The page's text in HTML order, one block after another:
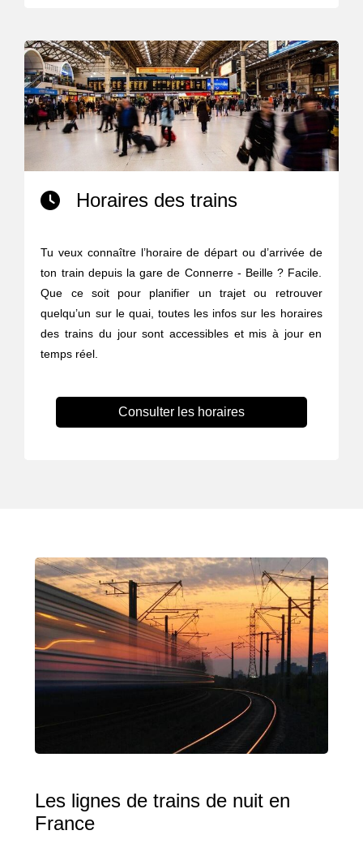
Horaires des trains
Tu veux connaître l’horaire de départ ou d’arrivée de
ton train depuis la gare de Connerre - Beille ? Facile.
Que ce soit pour planifier un trajet ou retrouver
quelqu’un sur le quai, toutes les infos sur les horaires
des trains du jour sont accessibles et mis à jour en
temps réel.
Consulter les horaires
Les lignes de trains de nuit en
France